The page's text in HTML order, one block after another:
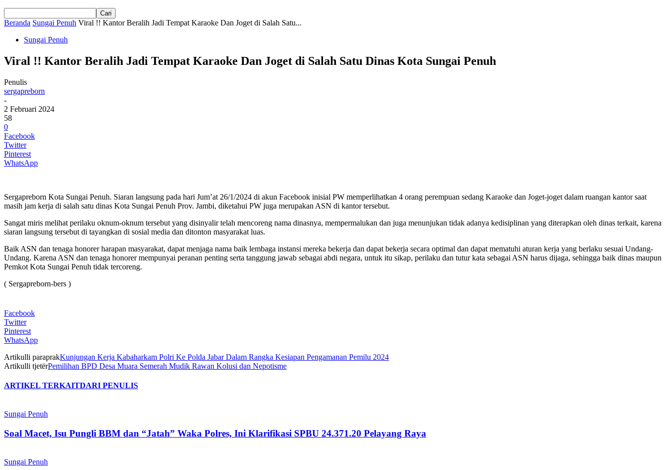
Beranda Sungai Penuh Viral !! Kantor Beralih Jadi Tempat Karaoke Dan Joget di Salah Satu...
Sungai Penuh
Viral !! Kantor Beralih Jadi Tempat Karaoke Dan Joget di Salah Satu Dinas Kota Sungai Penuh
Penulis
sergapreborn
-
2 Februari 2024
58
0
Facebook
Twitter
Pinterest
WhatsApp
Sergapreborn Kota Sungai Penuh. Siaran langsung pada hari Jum’at 26/1/2024 di akun Facebook inisial PW memperlihatkan 4 orang perempuan sedang Karaoke dan Joget-joget dalam ruangan kantor saat
masih jam kerja di salah satu dinas Kota Sungai Penuh Prov. Jambi, diketahui PW juga merupakan ASN di kantor tersebut.
Sangat miris melihat perilaku oknum-oknum tersebut yang disinyalir telah mencoreng nama dinasnya, mempermalukan dan juga menunjukan tidak adanya kedisiplinan yang diterapkan oleh dinas terkait, karena
siaran langsung tersebut di tayangkan di sosial media dan ditonton masyarakat luas.
Baik ASN dan tenaga honorer harapan masyarakat, dapat menjaga nama baik lembaga instansi mereka bekerja dan dapat bekerja secara optimal dan dapat mematuhi aturan kerja yang berlaku sesuai Undang-
Undang. Karena ASN dan tenaga honorer mempunyai peranan penting serta tanggung jawab sebagai abdi negara, untuk itu sikap, perilaku dan tutur kata sebagai ASN harus dijaga, sehingga baik dinas maupun
Pemkot Kota Sungai Penuh tidak tercoreng.
( Sergapreborn-bers )
Facebook
Twitter
Pinterest
WhatsApp
Artikulli paraprakKunjungan Kerja Kabaharkam Polri Ke Polda Jabar Dalam Rangka Kesiapan Pengamanan Pemilu 2024
Artikulli tjetërPemilihan BPD Desa Muara Semerah Mudik Rawan Kolusi dan Nepotisme
ARTIKEL TERKAITDARI PENULIS
Sungai Penuh
Soal Macet, Isu Pungli BBM dan “Jatah” Waka Polres, Ini Klarifikasi SPBU 24.371.20 Pelayang Raya
Sungai Penuh